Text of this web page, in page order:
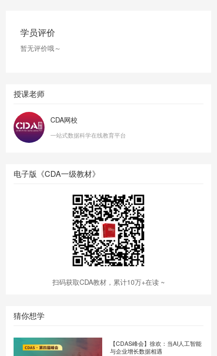
学员评价
暂无评价哦～
授课老师
CDA网校
一站式数据科学在线教育平台
电子版《CDA一级教材》
扫码获取CDA教材，累计10万+在读 ~
猜你想学
【CDAS峰会】徐欢：当AI人工智能
与企业增长数据相遇